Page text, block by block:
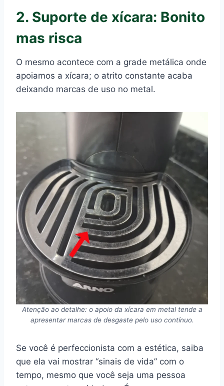
2. Suporte de xícara: Bonito
mas risca
O mesmo acontece com a grade metálica onde
apoiamos a xícara; o atrito constante acaba
deixando marcas de uso no metal.
Atenção ao detalhe: o apoio da xícara em metal tende a
apresentar marcas de desgaste pelo uso contínuo.
Se você é perfeccionista com a estética, saiba
que ela vai mostrar “sinais de vida” com o
tempo, mesmo que você seja uma pessoa